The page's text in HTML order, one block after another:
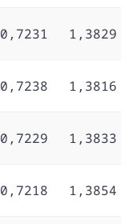
0,7231 1,3829
0,7238 1,3816
0,7229 1,3833
0,7218 1,3854